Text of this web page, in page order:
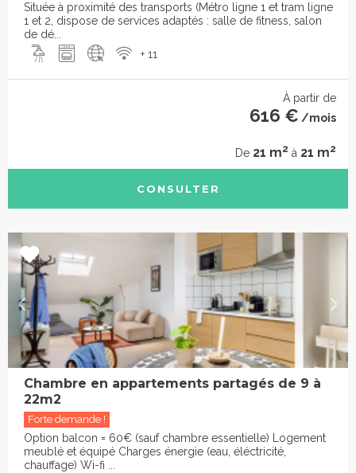
Située à proximité des transports (Métro ligne 1 et tram ligne
1 et 2, dispose de services adaptés : salle de fitness, salon
de dé...
+ 11
À partir de
616 € /mois
De 21 m2 à 21 m2
CONSULTER
Chambre en appartements partagés de 9 à
22m2
Forte demande !
Option balcon = 60€ (sauf chambre essentielle) Logement
meublé et équipé Charges énergie (eau, éléctricité,
chauffage) Wi-fi ...